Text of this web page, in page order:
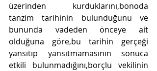
üzerinden kurduklarını,bonoda
tanzim tarihinin bulunduğunu ve
bununda vadeden önceye ait
olduğuna göre,bu tarihin gerçeği
yansıtıp yansıtmamasının sonuca
etkili bulunmadığını,borçlu vekilinin